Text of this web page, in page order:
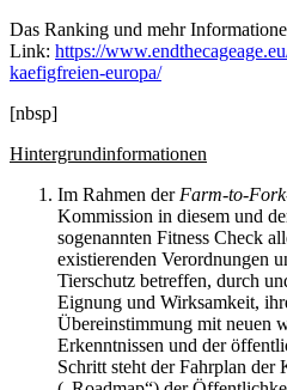
Das Ranking und mehr
Link: https://
kaefigfreien-europa/
[nbsp]
Hintergrundinformationen
Im Rahmen der Farm-to-Fork
Kommission in diesem und
sogenannten Fitness Check
existierenden Verordnungen
Tierschutz betreffen, durch
Eignung und Wirksamkeit,
Übereinstimmung mit neuen
Erkenntnissen und der
Schritt steht der Fahrplan der